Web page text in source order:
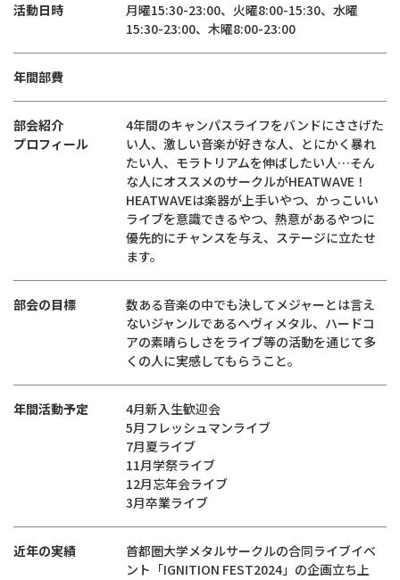
活動日時
月曜15:30-23:00、火曜8:00-15:30、水曜
15:30-23:00、木曜8:00-23:00
年間部費
部会紹介
プロフィール
4年間のキャンパスライフをバンドにささげた
い人、激しい音楽が好きな人、とにかく暴れ
たい人、モラトリアムを伸ばしたい人…そん
な人にオススメのサークルがHEATWAVE！
HEATWAVEは楽器が上手いやつ、かっこいい
ライブを意識できるやつ、熱意があるやつに
優先的にチャンスを与え、ステージに立たせ
ます。
部会の目標
数ある音楽の中でも決してメジャーとは言え
ないジャンルであるへヴィメタル、ハードコ
アの素晴らしさをライブ等の活動を通じて多
くの人に実感してもらうこと。
年間活動予定
4月新入生歓迎会
5月フレッシュマンライブ
7月夏ライブ
11月学祭ライブ
12月忘年会ライブ
3月卒業ライブ
近年の実績
首都圏大学メタルサークルの合同ライブイベ
ント「IGNITION FEST2024」の企画立ち上